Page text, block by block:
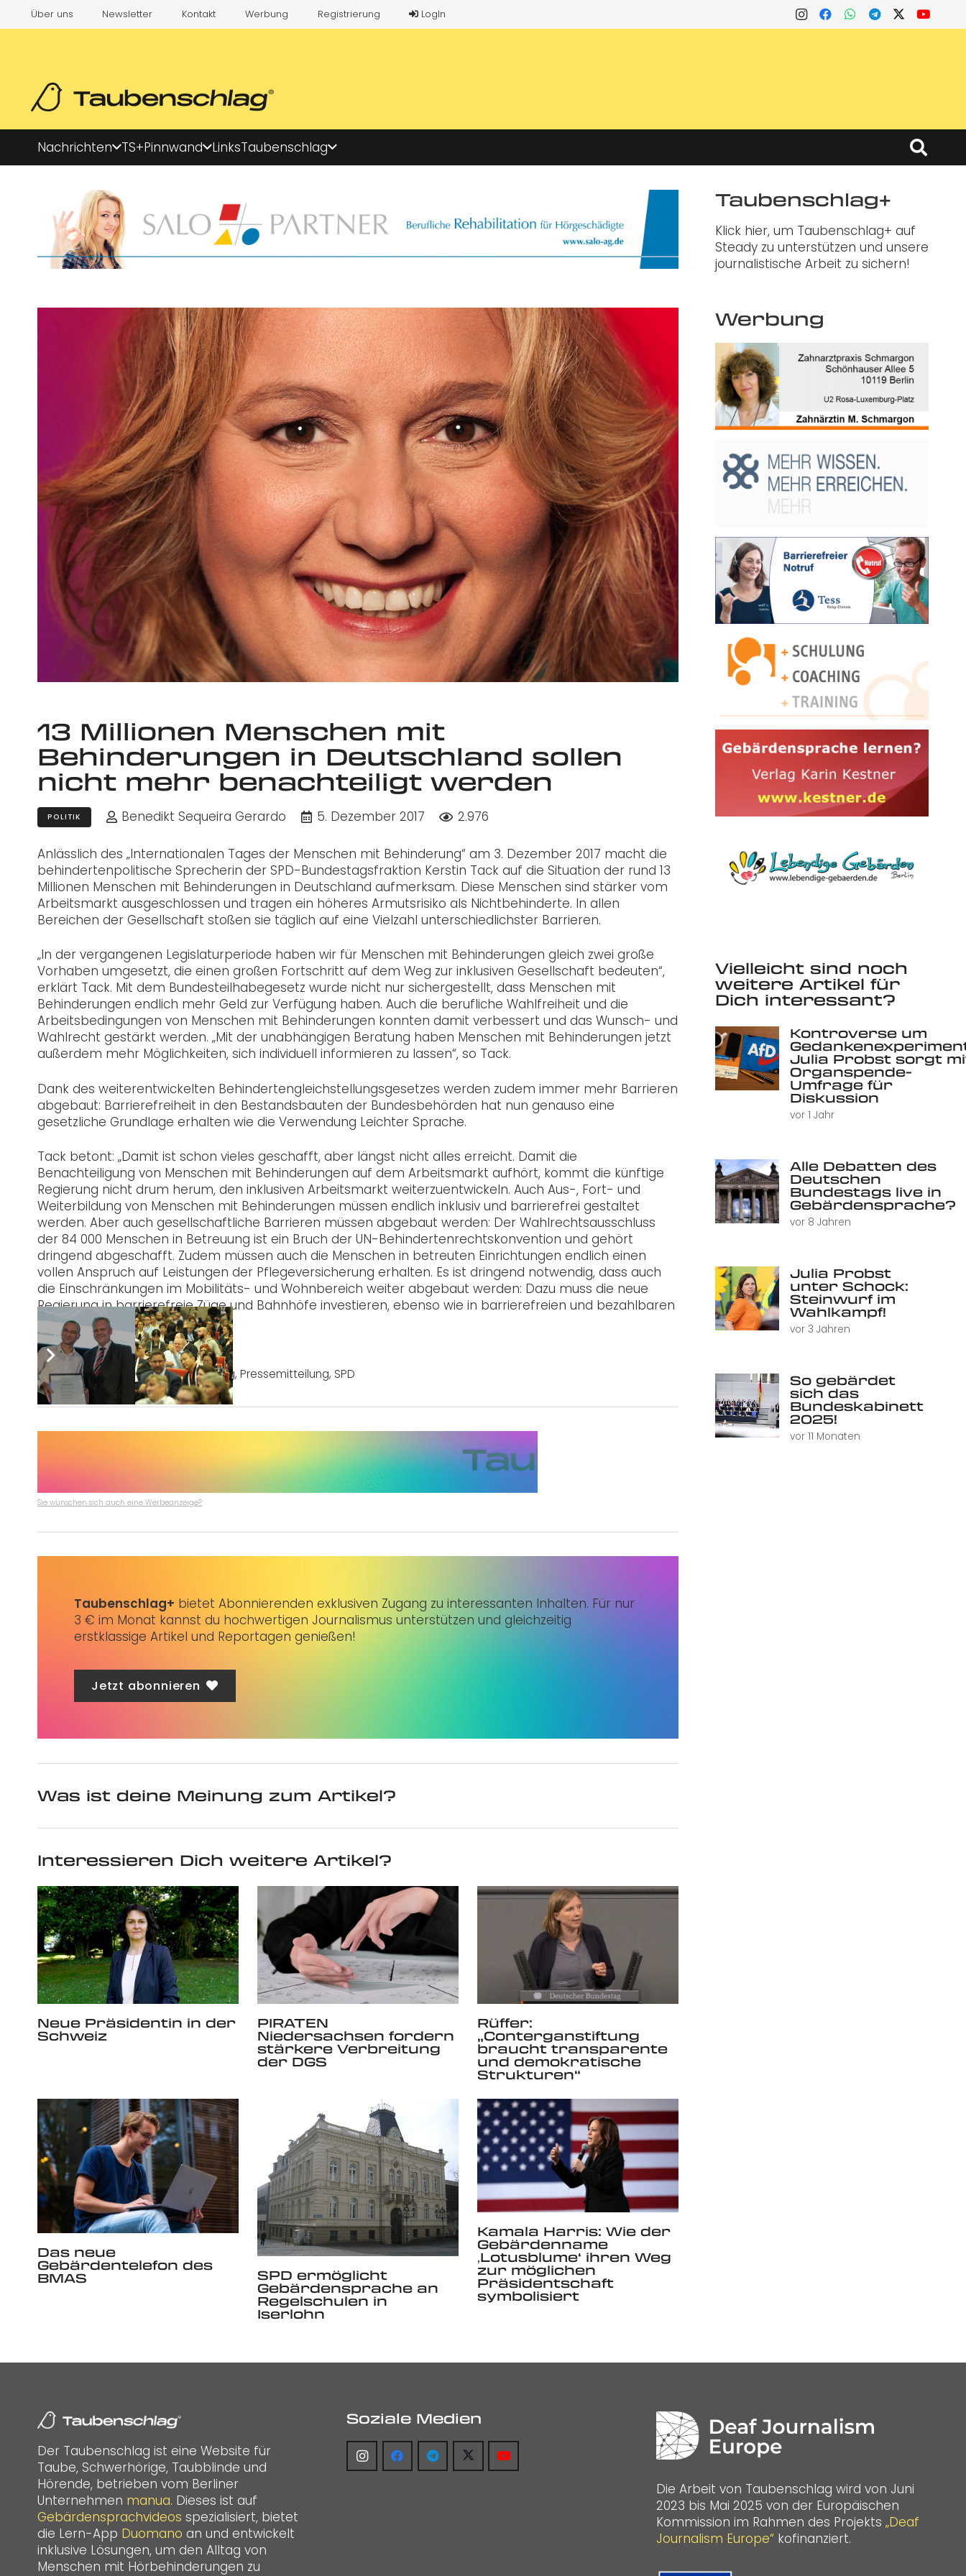
Über uns Newsletter Kontakt Werbung Registrierung LogIn
Nachrichten TS+Pinnwand LinksTaubenschlag
13 Millionen Menschen mit
Behinderungen in Deutschland sollen
nicht mehr benachteiligt werden
POLITIK Benedikt Sequeira Gerardo 5. Dezember 2017 2.976
Anlässlich des „Internationalen Tages der Menschen mit Behinderung“ am 3. Dezember 2017 macht die
behindertenpolitische Sprecherin der SPD-Bundestagsfraktion Kerstin Tack auf die Situation der rund 13
Millionen Menschen mit Behinderungen in Deutschland aufmerksam. Diese Menschen sind stärker vom
Arbeitsmarkt ausgeschlossen und tragen ein höheres Armutsrisiko als Nichtbehinderte. In allen
Bereichen der Gesellschaft stoßen sie täglich auf eine Vielzahl unterschiedlichster Barrieren.
„In der vergangenen Legislaturperiode haben wir für Menschen mit Behinderungen gleich zwei große
Vorhaben umgesetzt, die einen großen Fortschritt auf dem Weg zur inklusiven Gesellschaft bedeuten“,
erklärt Tack. Mit dem Bundesteilhabegesetz wurde nicht nur sichergestellt, dass Menschen mit
Behinderungen endlich mehr Geld zur Verfügung haben. Auch die berufliche Wahlfreiheit und die
Arbeitsbedingungen von Menschen mit Behinderungen konnten damit verbessert und das Wunsch- und
Wahlrecht gestärkt werden. „Mit der unabhängigen Beratung haben Menschen mit Behinderungen jetzt
außerdem mehr Möglichkeiten, sich individuell informieren zu lassen“, so Tack.
Dank des weiterentwickelten Behindertengleichstellungsgesetzes werden zudem immer mehr Barrieren
abgebaut: Barrierefreiheit in den Bestandsbauten der Bundesbehörden hat nun genauso eine
gesetzliche Grundlage erhalten wie die Verwendung Leichter Sprache.
Tack betont: „Damit ist schon vieles geschafft, aber längst nicht alles erreicht. Damit die
Benachteiligung von Menschen mit Behinderungen auf dem Arbeitsmarkt aufhört, kommt die künftige
Regierung nicht drum herum, den inklusiven Arbeitsmarkt weiterzuentwickeln. Auch Aus-, Fort- und
Weiterbildung von Menschen mit Behinderungen müssen endlich inklusiv und barrierefrei gestaltet
werden. Aber auch gesellschaftliche Barrieren müssen abgebaut werden: Der Wahlrechtsausschluss
der 84 000 Menschen in Betreuung ist ein Bruch der UN-Behindertenrechtskonvention und gehört
dringend abgeschafft. Zudem müssen auch die Menschen in betreuten Einrichtungen endlich einen
vollen Anspruch auf Leistungen der Pflegeversicherung erhalten. Es ist dringend notwendig, dass auch
die Einschränkungen im Mobilitäts- und Wohnbereich weiter abgebaut werden: Dazu muss die neue
Regierung in barrierefreie Züge und Bahnhöfe investieren, ebenso wie in barrierefreien und bezahlbaren
Wohnraum.“
Post Views: 2.976
Tags:Behindertenpolitik,Behinderung, Pressemitteilung, SPD
Sie wünschen sich auch eine Werbeanzeige?
Taubenschlag+ bietet Abonnierenden exklusiven Zugang zu interessanten Inhalten. Für nur
3 € im Monat kannst du hochwertigen Journalismus unterstützen und gleichzeitig
erstklassige Artikel und Reportagen genießen!
Jetzt abonnieren
Was ist deine Meinung zum Artikel?
Interessieren Dich weitere Artikel?
Neue Präsidentin in der
Schweiz
PIRATEN
Niedersachsen fordern
stärkere Verbreitung
der DGS
Rüffer:
„Conterganstiftung
braucht transparente
und demokratische
Strukturen“
Das neue
Gebärdentelefon des
BMAS SPD ermöglicht
Gebärdensprache an
Regelschulen in
Iserlohn
Kamala Harris: Wie der
Gebärdenname
‚Lotusblume‘ ihren Weg
zur möglichen
Präsidentschaft
symbolisiert
Taubenschlag+
Klick hier, um Taubenschlag+ auf
Steady zu unterstützen und unsere
journalistische Arbeit zu sichern!
Werbung
Vielleicht sind noch
weitere Artikel für
Dich interessant?
Kontroverse um
Julia Probst sorgt
Organspende-
Umfrage für
Diskussion
vor 1 Jahr
Alle Debatten des
Deutschen
Bundestags live in
Gebärdensprache?
vor 8 Jahren
Julia Probst
unter Schock:
Steinwurf im
Wahlkampf!
vor 3 Jahren
So gebärdet
sich das
Bundeskabinett
2025!
vor 11 Monaten
Der Taubenschlag ist eine Website für
Taube, Schwerhörige, Taubblinde und
Hörende, betrieben vom Berliner
Unternehmen manua. Dieses ist auf
Gebärdensprachvideos spezialisiert, bietet
die Lern-App Duomano an und entwickelt
inklusive Lösungen, um den Alltag von
Menschen mit Hörbehinderungen zu
Soziale Medien
Die Arbeit von Taubenschlag wird von Juni
2023 bis Mai 2025 von der Europäischen
Kommission im Rahmen des Projekts „Deaf
Journalism Europe“ kofinanziert.